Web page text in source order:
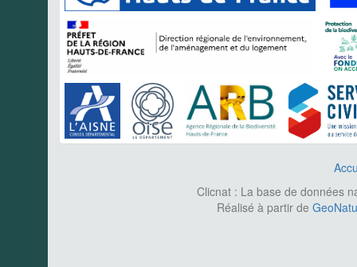
Clicnat : La base de données
Réalisé à partir de